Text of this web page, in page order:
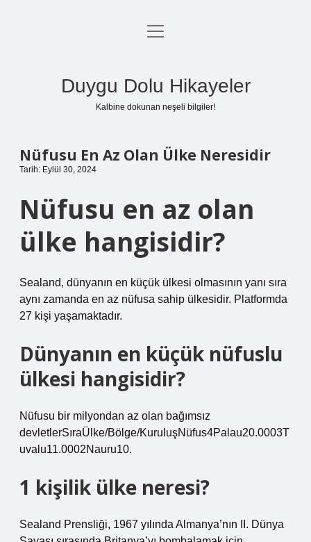
Anasayfa
menüyü
Duygu Dolu Hikayeler
Kalbine dokunan neşeli bilgiler!
Nüfusu En Az Olan Ülke Neresidir
Tarih: Eylül 30, 2024
Nüfusu en az olan
ülke hangisidir?
Sealand, dünyanın en küçük ülkesi olmasının yanı sıra
aynı zamanda en az nüfusa sahip ülkesidir. Platformda
27 kişi yaşamaktadır.
Dünyanın en küçük nüfuslu
ülkesi hangisidir?
Nüfusu bir milyondan az olan bağımsız
devletlerSıraÜlke/Bölge/KuruluşNüfus4Palau20.0003T
uvalu11.0002Nauru10.
1 kişilik ülke neresi?
Sealand Prensliği, 1967 yılında Almanya’nın II. Dünya